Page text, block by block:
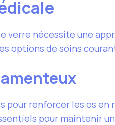
verre nécessite une
options de soins
pour renforcer les os en
pour maintenir